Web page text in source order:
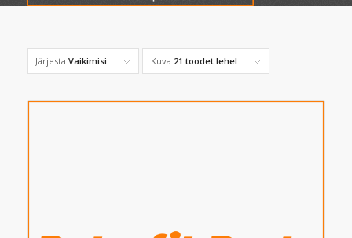
Järjesta Vaikimisi Kuva 21 toodet lehel